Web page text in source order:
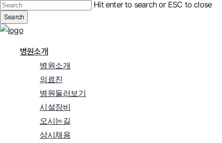
Skip
to
main
Hit enter to search or ESC to close
Search
Close
병원소개
병원소개
의료진
병원둘러보기
시설장비
오시는길
상시채용